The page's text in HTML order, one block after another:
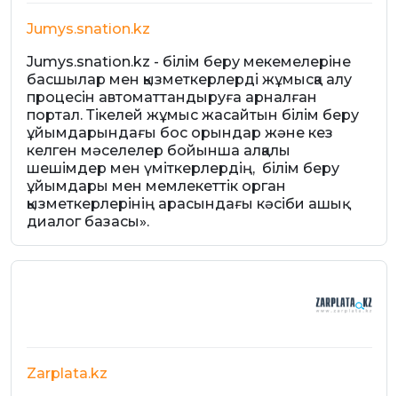
Jumys.snation.kz
Jumys.snation.kz - білім беру мекемелеріне
басшылар мен қызметкерлерді жұмысқа алу
процесін автоматтандыруға арналған
портал. Тікелей жұмыс жасайтын білім беру
ұйымдарындағы бос орындар және кез
келген мәселелер бойынша алқалы
шешімдер мен үміткерлердің, білім беру
ұйымдары мен мемлекеттік орган
қызметкерлерінің арасындағы кәсіби ашық
диалог базасы».
Zarplata.kz